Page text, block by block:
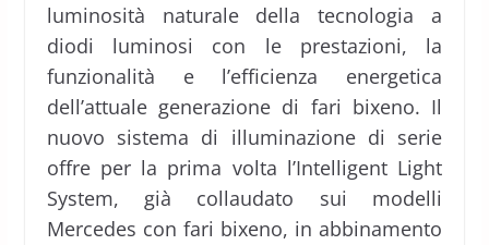
luminosità naturale della tecnologia a
diodi luminosi con le prestazioni, la
funzionalità e l’efficienza energetica
dell’attuale generazione di fari bixeno. Il
nuovo sistema di illuminazione di serie
offre per la prima volta l’Intelligent Light
System, già collaudato sui modelli
Mercedes con fari bixeno, in abbinamento